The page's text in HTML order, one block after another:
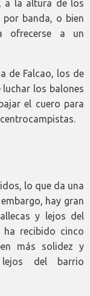
a la altura de los
banda, o bien
ofrecerse a un
de Falcao, los de
los balones
el cuero para
lo que da una
hay gran
y lejos del
recibido cinco
más solidez y
lejos del barrio